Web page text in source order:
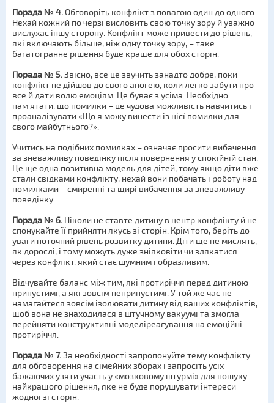
Порада № 4.Обговоріть конфлікт з повагою один до одного.
Нехай кожний по черзі висловить свою точку зору й уважно
вислухає іншу сторону. Конфлікт може привести до рішень,
які включають більше, ніж одну точку зору, – таке
багатогранне рішення буде краще для обох сторін.
Порада № 5.Звісно, все це звучить занадто добре, поки
конфлікт не дійшов до свого апогею, коли легко забути про
все й дати волю емоціям. Це буває з усіма. Необхідно
пам'ятати, що помилки – це чудова можливість навчитись і
проаналізувати «Що я можу винести із цієї помилки для
свого майбутнього?».
Учитись на подібних помилках – означає просити вибачення
за зневажливу поведінку після повернення у спокійній стан.
Це ще одна позитивна модель для дітей; тому якщо діти вже
стали свідками конфлікту, нехай вони побачать і роботу над
помилками – смиренні та щирі вибачення за зневажливу
поведінку.
Порада № 6. Ніколи не ставте дитину в центр конфлікту й не
спонукайте її прийняти якусь зі сторін. Крім того, беріть до
уваги поточний рівень розвитку дитини. Діти ще не мислять,
як дорослі, і тому можуть дуже зніяковіти чи злякатися
через конфлікт, який стає шумним і образливим.
Відчувайте баланс між тим, які протиріччя перед дитиною
припустимі, а які зовсім неприпустимі. У той же час не
намагайтеся зовсім ізолювати дитину від ваших конфліктів,
щоб вона не знаходилася в штучному вакуумі та змогла
перейняти конструктивні моделіреагування на емоційні
протиріччя.
Порада № 7.За необхідності запропонуйте тему конфлікту
для обговорення на сімейних зборах і запросіть усіх
бажаючих узяти участь у «мозковому штурмі» для пошуку
найкращого рішення, яке не буде порушувати інтереси
жодної зі сторін.